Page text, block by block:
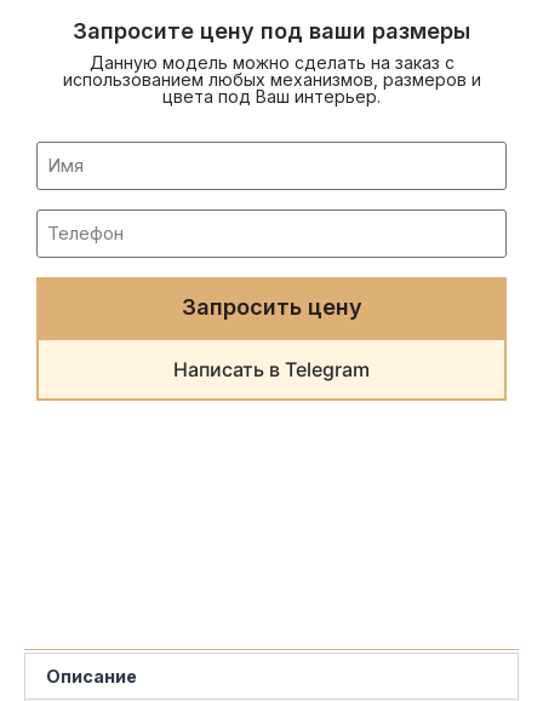
Запросите цену под ваши размеры
Данную модель можно сделать на заказ с
использованием любых механизмов, размеров и
цвета под Ваш интерьер.
Запросить цену
Написать в Telegram
Описание